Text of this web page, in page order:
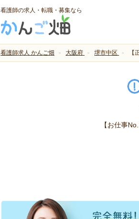
看護師の求人・転職・募集なら
看護師求人 かんご畑 大阪府 堺市中区 【
【お仕事